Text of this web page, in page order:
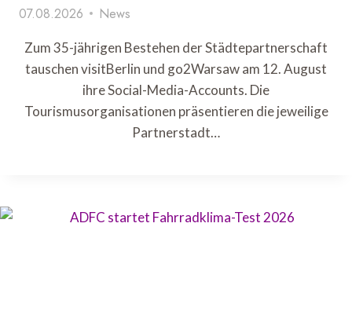
07.08.2026 News
Zum 35-jährigen Bestehen der Städtepartnerschaft
tauschen visitBerlin und go2Warsaw am 12. August
ihre Social-Media-Accounts. Die
Tourismusorganisationen präsentieren die jeweilige
Partnerstadt…